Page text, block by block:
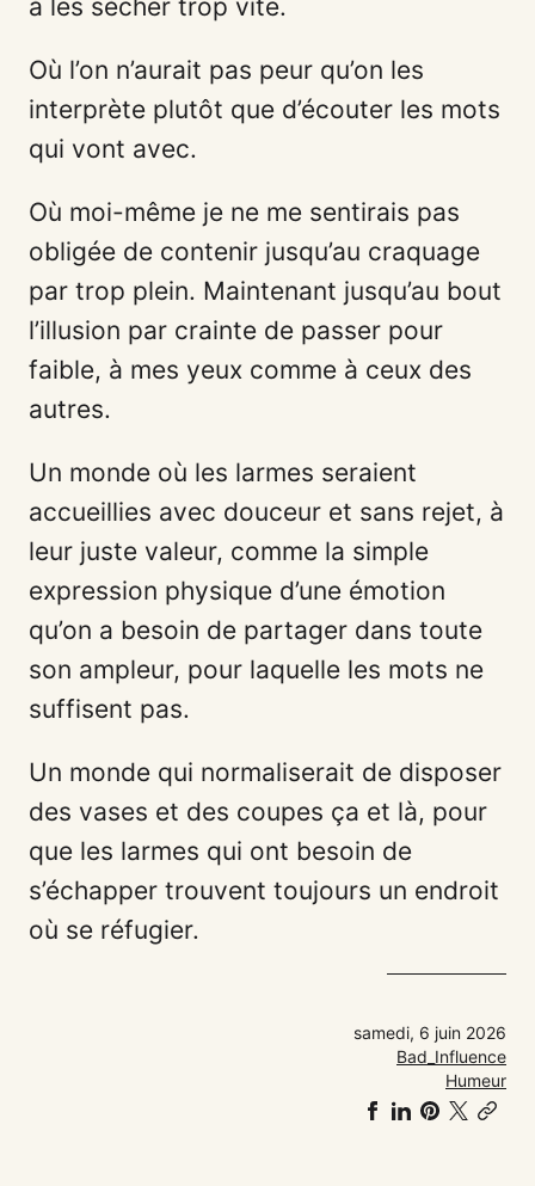
à les sécher trop vite.
Où l’on n’aurait pas peur qu’on les
interprète plutôt que d’écouter les mots
qui vont avec.
Où moi-même je ne me sentirais pas
obligée de contenir jusqu’au craquage
par trop plein. Maintenant jusqu’au bout
l’illusion par crainte de passer pour
faible, à mes yeux comme à ceux des
autres.
Un monde où les larmes seraient
accueillies avec douceur et sans rejet, à
leur juste valeur, comme la simple
expression physique d’une émotion
qu’on a besoin de partager dans toute
son ampleur, pour laquelle les mots ne
suffisent pas.
Un monde qui normaliserait de disposer
des vases et des coupes ça et là, pour
que les larmes qui ont besoin de
s’échapper trouvent toujours un endroit
où se réfugier.
samedi, 6 juin 2026
Bad_Influence
Humeur
Partager
Partager
Partager
Share